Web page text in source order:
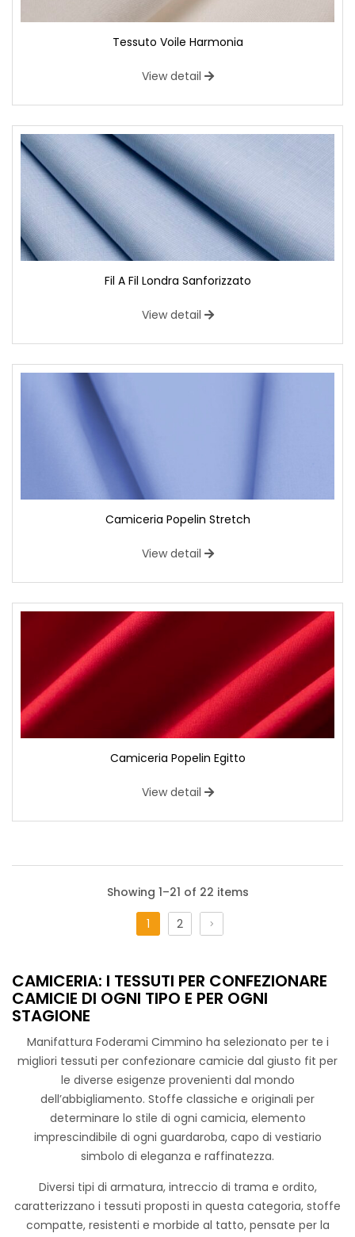
Tessuto Voile Harmonia
View detail
Fil A Fil Londra Sanforizzato
View detail
Camiceria Popelin Stretch
View detail
Camiceria Popelin Egitto
View detail
Tessuto must have tinto filo scozzese ed a quadri. Adatto a
tutte le stagione e donerà un look sempre alla moda
Camiceria Popeline Cambridge
Tessuto morbido, lucente e piacevole al tatto. Il capo finito
risulta leggero, altamente traspirante , in grado di donare
Showing 1–21 of 22 items
1
2
CAMICERIA: I TESSUTI PER CONFEZIONARE
CAMICIE DI OGNI TIPO E PER OGNI
STAGIONE
Manifattura Foderami Cimmino ha selezionato per te i
migliori tessuti per confezionare camicie dal giusto fit per
le diverse esigenze provenienti dal mondo
dell’abbigliamento. Stoffe classiche e originali per
determinare lo stile di ogni camicia, elemento
imprescindibile di ogni guardaroba, capo di vestiario
simbolo di eleganza e raffinatezza.
Diversi tipi di armatura, intreccio di trama e ordito,
caratterizzano i tessuti proposti in questa categoria, stoffe
compatte, resistenti e morbide al tatto, pensate per la